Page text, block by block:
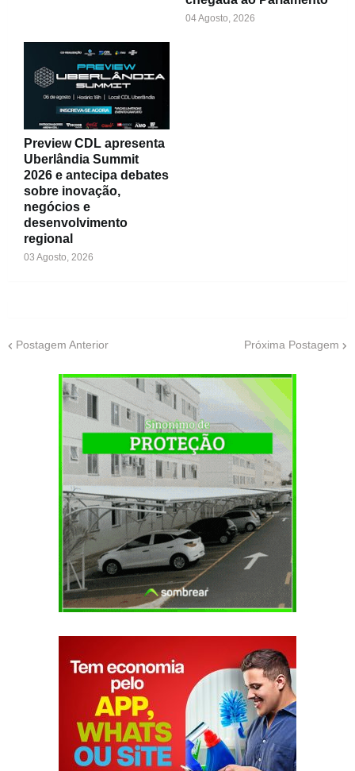
04 Agosto, 2026
Preview CDL apresenta
Uberlândia Summit
2026 e antecipa debates
sobre inovação,
negócios e
desenvolvimento
regional
03 Agosto, 2026
Postagem Anterior Próxima Postagem